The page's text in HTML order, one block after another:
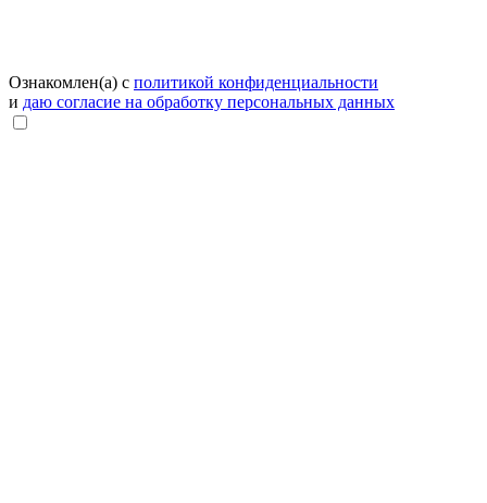
Ознакомлен(а) с политикой конфиденциальности
и даю согласие на обработку персональных данных